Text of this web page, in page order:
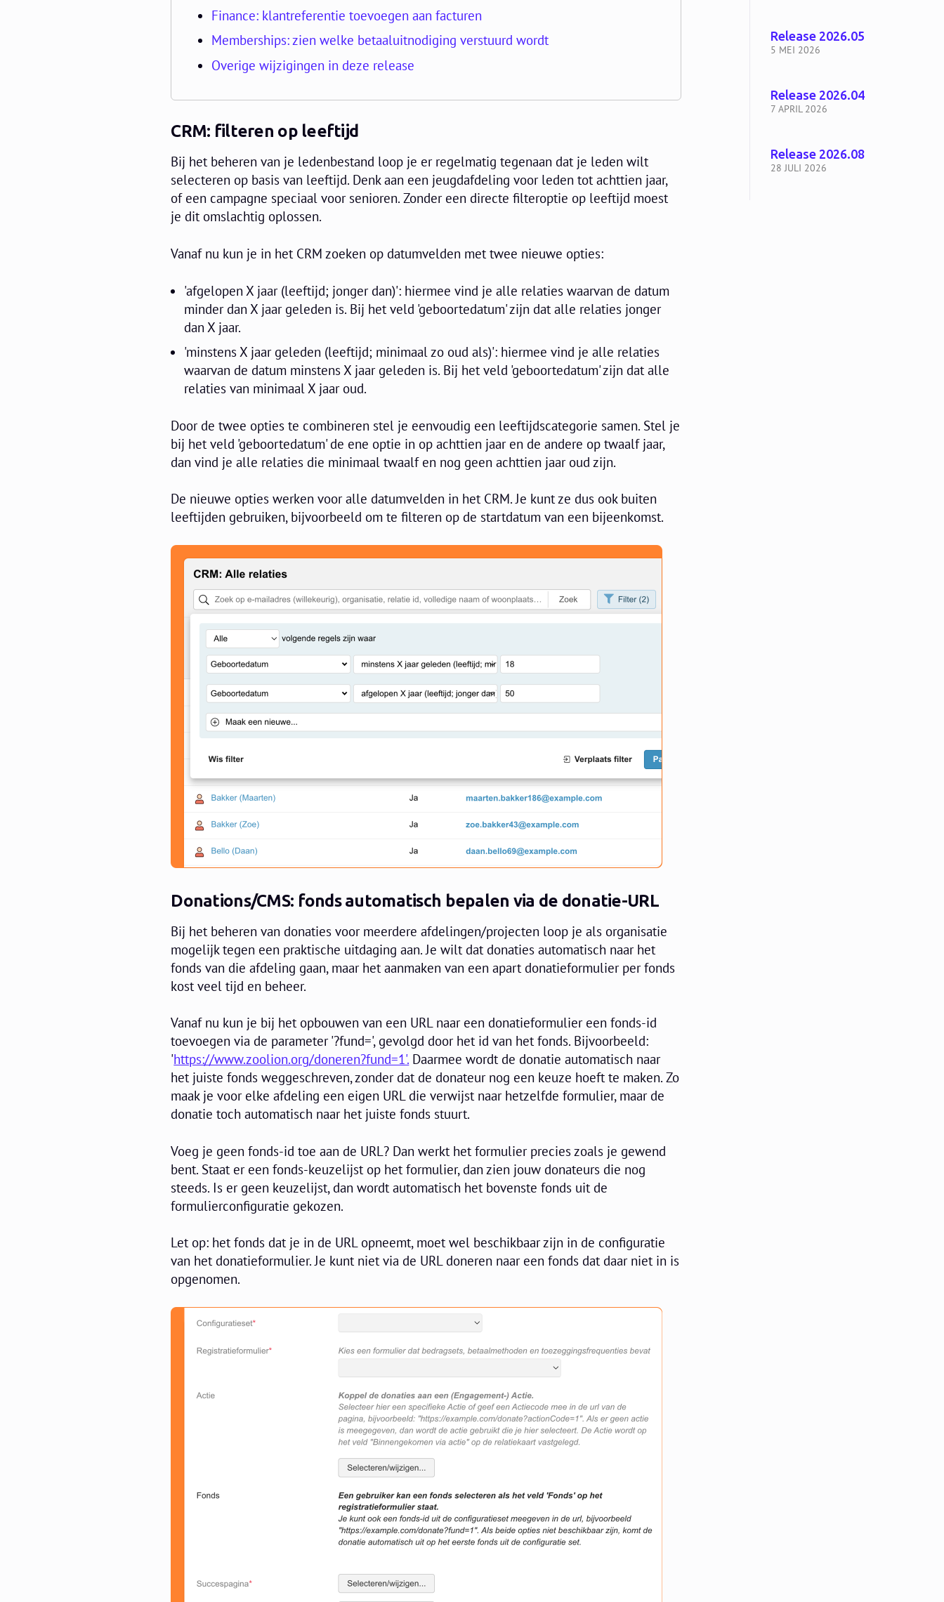
Finance: klantreferentie toevoegen aan facturen
Memberships: zien welke betaaluitnodiging verstuurd wordt
Overige wijzigingen in deze release
CRM: filteren op leeftijd
Bij het beheren van je ledenbestand loop je er regelmatig tegenaan dat je leden wilt
selecteren op basis van leeftijd. Denk aan een jeugdafdeling voor leden tot achttien jaar,
of een campagne speciaal voor senioren. Zonder een directe filteroptie op leeftijd moest
je dit omslachtig oplossen.
Vanaf nu kun je in het CRM zoeken op datumvelden met twee nieuwe opties:
'afgelopen X jaar (leeftijd; jonger dan)': hiermee vind je alle relaties waarvan de datum
minder dan X jaar geleden is. Bij het veld 'geboortedatum' zijn dat alle relaties jonger
dan X jaar.
'minstens X jaar geleden (leeftijd; minimaal zo oud als)': hiermee vind je alle relaties
waarvan de datum minstens X jaar geleden is. Bij het veld 'geboortedatum' zijn dat alle
relaties van minimaal X jaar oud.
Door de twee opties te combineren stel je eenvoudig een leeftijdscategorie samen. Stel je
bij het veld 'geboortedatum' de ene optie in op achttien jaar en de andere op twaalf jaar,
dan vind je alle relaties die minimaal twaalf en nog geen achttien jaar oud zijn.
De nieuwe opties werken voor alle datumvelden in het CRM. Je kunt ze dus ook buiten
leeftijden gebruiken, bijvoorbeeld om te filteren op de startdatum van een bijeenkomst.
Donations/CMS: fonds automatisch bepalen via de donatie-URL
Bij het beheren van donaties voor meerdere afdelingen/projecten loop je als organisatie
mogelijk tegen een praktische uitdaging aan. Je wilt dat donaties automatisch naar het
fonds van die afdeling gaan, maar het aanmaken van een apart donatieformulier per fonds
kost veel tijd en beheer.
Vanaf nu kun je bij het opbouwen van een URL naar een donatieformulier een fonds-id
toevoegen via de parameter '?fund=', gevolgd door het id van het fonds. Bijvoorbeeld:
'https://www.zoolion.org/doneren?fund=1'. Daarmee wordt de donatie automatisch naar
het juiste fonds weggeschreven, zonder dat de donateur nog een keuze hoeft te maken. Zo
maak je voor elke afdeling een eigen URL die verwijst naar hetzelfde formulier, maar de
donatie toch automatisch naar het juiste fonds stuurt.
Voeg je geen fonds-id toe aan de URL? Dan werkt het formulier precies zoals je gewend
bent. Staat er een fonds-keuzelijst op het formulier, dan zien jouw donateurs die nog
steeds. Is er geen keuzelijst, dan wordt automatisch het bovenste fonds uit de
formulierconfiguratie gekozen.
Let op: het fonds dat je in de URL opneemt, moet wel beschikbaar zijn in de configuratie
van het donatieformulier. Je kunt niet via de URL doneren naar een fonds dat daar niet in is
opgenomen.
5 MEI 2026
Release 2026.05
7 APRIL 2026
Release 2026.04
28 JULI 2026
Release 2026.08